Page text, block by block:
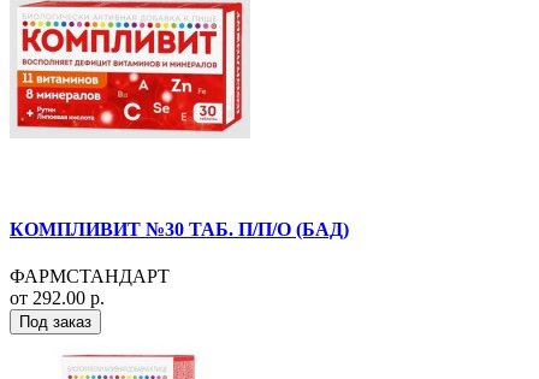
КОМПЛИВИТ №30 ТАБ. П/П/О (БАД)
ФАРМСТАНДАРТ
от 292.00 р.
Под заказ